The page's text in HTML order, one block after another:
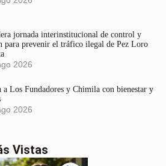
jornada interinstitucional de control y
para prevenir el tráfico ilegal de Pez Loro
2026
a Los Fundadores y Chimila con bienestar y
2026
Vistas